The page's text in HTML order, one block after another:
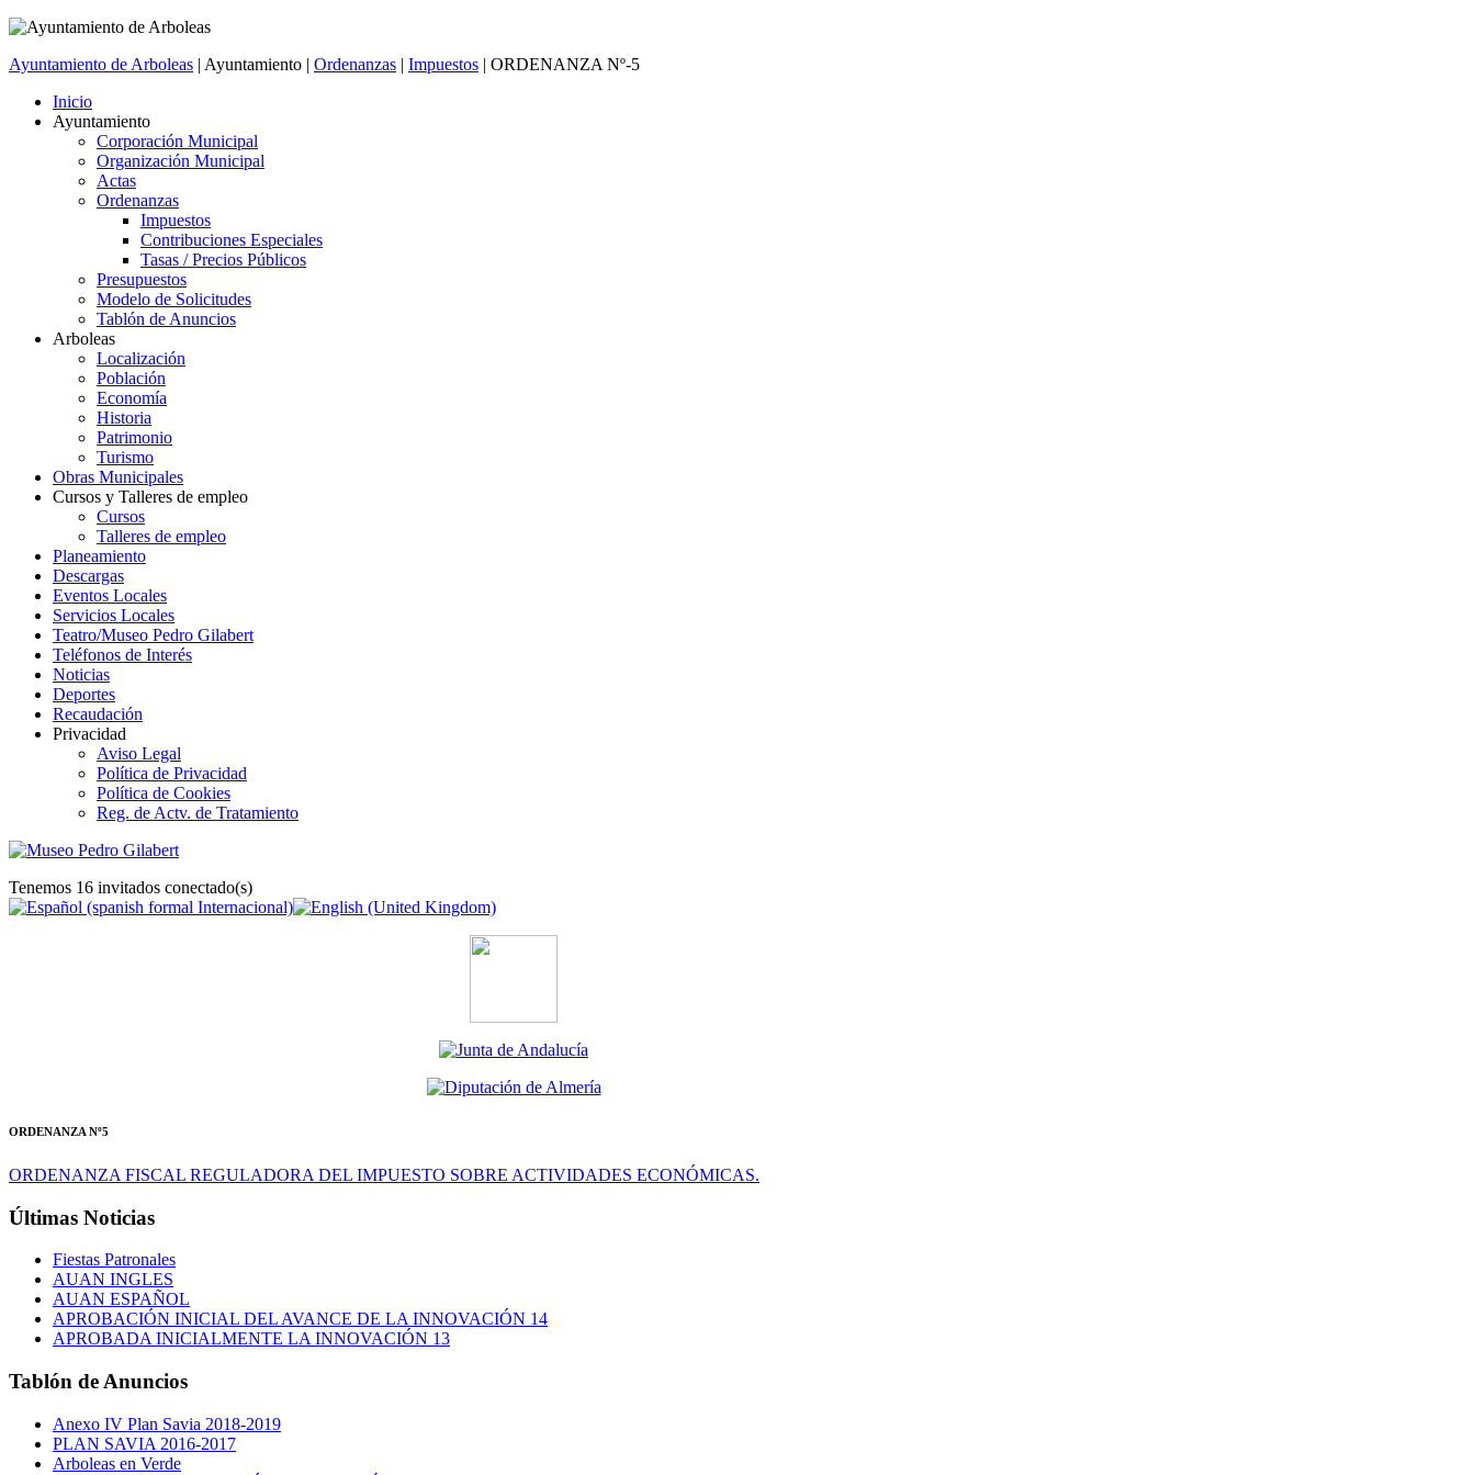
Ayuntamiento de Arboleas | Ayuntamiento | Ordenanzas | Impuestos | ORDENANZA Nº-5
Inicio
Ayuntamiento
Corporación Municipal
Organización Municipal
Actas
Ordenanzas
Impuestos
Contribuciones Especiales
Tasas / Precios Públicos
Presupuestos
Modelo de Solicitudes
Tablón de Anuncios
Arboleas
Localización
Población
Economía
Historia
Patrimonio
Turismo
Obras Municipales
Cursos y Talleres de empleo
Cursos
Talleres de empleo
Planeamiento
Descargas
Eventos Locales
Servicios Locales
Teatro/Museo Pedro Gilabert
Teléfonos de Interés
Noticias
Deportes
Recaudación
Privacidad
Aviso Legal
Política de Privacidad
Política de Cookies
Reg. de Actv. de Tratamiento
Tenemos 16 invitados conectado(s)
ORDENANZA Nº5
ORDENANZA FISCAL REGULADORA DEL IMPUESTO SOBRE ACTIVIDADES ECONÓMICAS.
Últimas Noticias
Fiestas Patronales
AUAN INGLES
AUAN ESPAÑOL
APROBACIÓN INICIAL DEL AVANCE DE LA INNOVACIÓN 14
APROBADA INICIALMENTE LA INNOVACIÓN 13
Tablón de Anuncios
Anexo IV Plan Savia 2018-2019
PLAN SAVIA 2016-2017
Arboleas en Verde